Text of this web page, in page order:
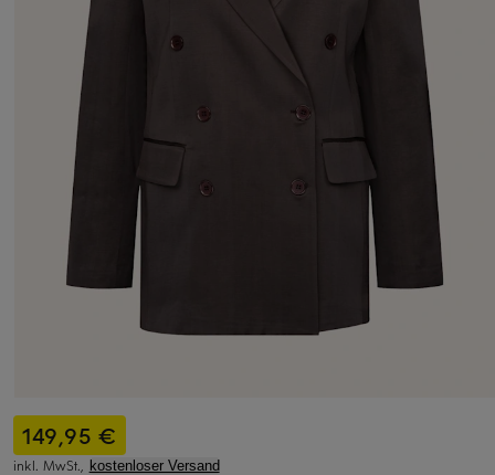
149,95 €
inkl. MwSt., kostenloser Versand